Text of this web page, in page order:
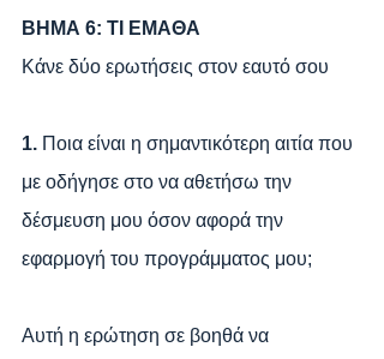
ΒΗΜΑ 6: ΤΙ ΕΜΑΘΑ
Κάνε δύο ερωτήσεις στον εαυτό σου
1. Ποια είναι η σημαντικότερη αιτία που
με οδήγησε στο να αθετήσω την
δέσμευση μου όσον αφορά την
εφαρμογή του προγράμματος μου;
Αυτή η ερώτηση σε βοηθά να